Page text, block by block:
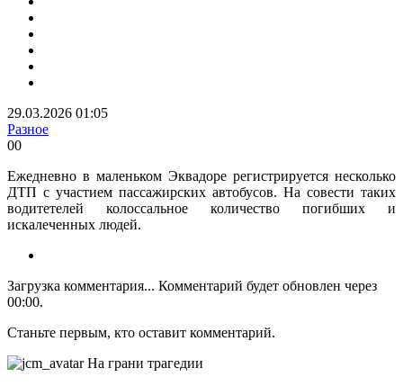
29.03.2026 01:05
Разное
00
Ежедневно в маленьком Эквадоре регистрируется несколько
ДТП с участием пассажирских автобусов. На совести таких
водитетелей колоссальное количество погибших и
искалеченных людей.
Загрузка комментария... Комментарий будет обновлен через
00:00.
Станьте первым, кто оставит комментарий.